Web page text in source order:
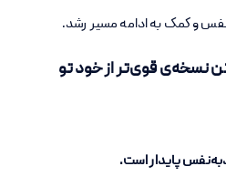
و کمک به ادامه مسیر رشد.
نسخه‌ی قوی‌تر از خود تو
پایدار است.